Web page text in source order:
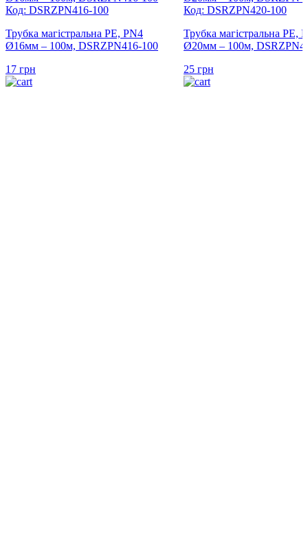
Код: DSRZPN416-100
Трубка магістральна PE, PN4
Ø16мм – 100м, DSRZPN416-100
17 грн
Код: DSRZPN420-100
Трубка магістральна PE,
Ø20мм – 100м,
25 грн